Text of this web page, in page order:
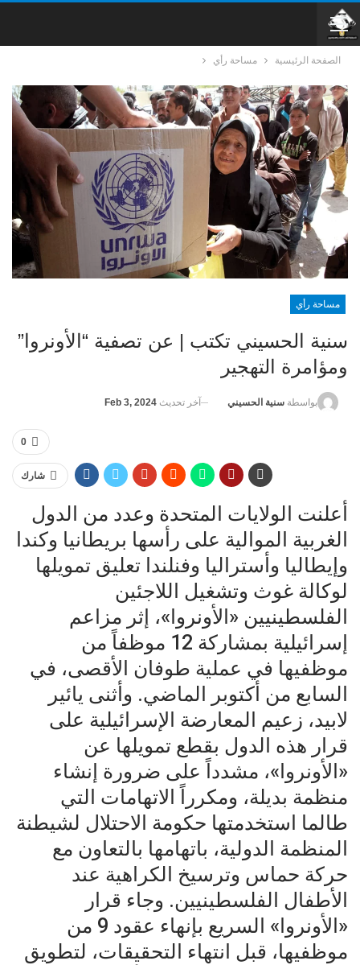
الصفحة الرئيسية مساحة رأي
مساحة رأي
سنية الحسيني تكتب | عن تصفية “الأونروا”
ومؤامرة التهجير
بواسطة سنية الحسيني آخر تحديث Feb 3, 2024
0
شارك
أعلنت الولايات المتحدة وعدد من الدول
الغربية الموالية على رأسها بريطانيا وكندا
وإيطاليا وأستراليا وفنلندا تعليق تمويلها
لوكالة غوث وتشغيل اللاجئين
الفلسطينيين «الأونروا»، إثر مزاعم
إسرائيلية بمشاركة 12 موظفاً من
موظفيها في عملية طوفان الأقصى، في
السابع من أكتوبر الماضي. وأثنى يائير
لابيد، زعيم المعارضة الإسرائيلية على
قرار هذه الدول بقطع تمويلها عن
«الأونروا»، مشدداً على ضرورة إنشاء
منظمة بديلة، ومكرراً الاتهامات التي
طالما استخدمتها حكومة الاحتلال لشيطنة
المنظمة الدولية، باتهامها بالتعاون مع
حركة حماس وترسيخ الكراهية عند
الأطفال الفلسطينيين. وجاء قرار
«الأونروا» السريع بإنهاء عقود 9 من
موظفيها، قبل انتهاء التحقيقات، لتطويق